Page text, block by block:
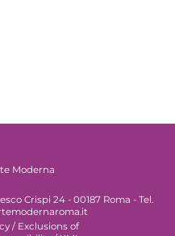
Moderna
Crispi 24 - 00187 Roma - Tel.
/ Exclusions of